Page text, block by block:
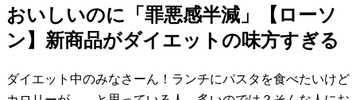
おいしいのに「罪悪感半減」【ローソ
ン】新商品がダイエットの味方すぎる
ダイエット中のみなさーん！ランチにパスタを食べたいけど